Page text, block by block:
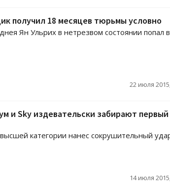
получил 18 месяцев тюрьмы условно
Ян Ульрих в нетрезвом состоянии попал в
22 июля
и Sky издевательски забирают первый
категории нанес сокрушительный
14 июля